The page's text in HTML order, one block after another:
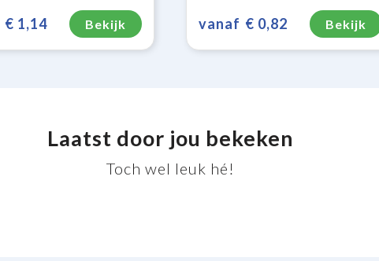
€ 1,14 Bekijk vanaf € 0,82 Bekijk
Laatst door jou bekeken
Toch wel leuk hé!